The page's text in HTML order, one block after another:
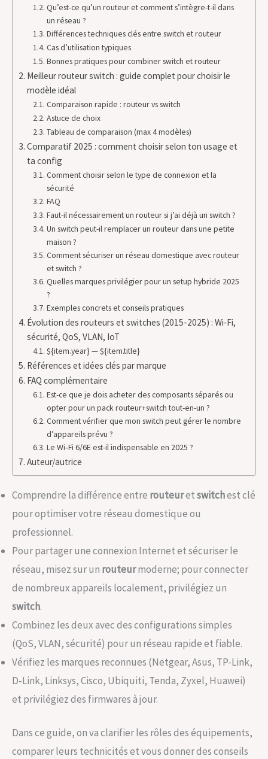
Qu’est-ce qu’un routeur et comment s’intègre-t-il dans
un réseau ?
Différences techniques clés entre switch et routeur
Cas d’utilisation typiques
Bonnes pratiques pour combiner switch et routeur
Meilleur routeur switch : guide complet pour choisir le
modèle idéal
Comparaison rapide : routeur vs switch
Astuce de choix
Tableau de comparaison (max 4 modèles)
Comparatif 2025 : comment choisir selon ton usage et
ta config
Comment choisir selon le type de connexion et la
sécurité
FAQ
Faut-il nécessairement un routeur si j’ai déjà un switch ?
Un switch peut-il remplacer un routeur dans une petite
maison ?
Comment sécuriser un réseau domestique avec routeur
et switch ?
Quelles marques privilégier pour un setup hybride 2025
?
Exemples concrets et conseils pratiques
Évolution des routeurs et switches (2015-2025) : Wi‑Fi,
sécurité, QoS, VLAN, IoT
${item.year} — ${item.title}
Références et idées clés par marque
FAQ complémentaire
Est-ce que je dois acheter des composants séparés ou
opter pour un pack routeur+switch tout-en-un ?
Comment vérifier que mon switch peut gérer le nombre
d’appareils prévu ?
Le Wi‑Fi 6/6E est-il indispensable en 2025 ?
Auteur/autrice
Comprendre la différence entre routeuretswitchest clé
pour optimiser votre réseau domestique ou
professionnel.
Pour partager une connexion Internet et sécuriser le
réseau, misez sur un routeurmoderne; pour connecter
de nombreux appareils localement, privilégiez un
switch.
Combinez les deux avec des configurations simples
(QoS, VLAN, sécurité) pour un réseau rapide et fiable.
Vérifiez les marques reconnues (Netgear, Asus, TP-Link,
D-Link, Linksys, Cisco, Ubiquiti, Tenda, Zyxel, Huawei)
et privilégiez des firmwares à jour.
Dans ce guide, on va clarifier les rôles des équipements,
comparer leurs technicités et vous donner des conseils